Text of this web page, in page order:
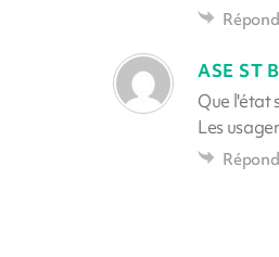
ASE ST
Que l'état
Les